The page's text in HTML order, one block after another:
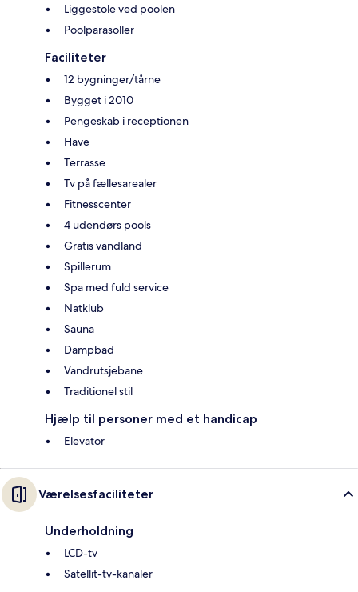
Liggestole ved poolen
Poolparasoller
Faciliteter
12 bygninger/tårne
Bygget i 2010
Pengeskab i receptionen
Have
Terrasse
Tv på fællesarealer
Fitnesscenter
4 udendørs pools
Gratis vandland
Spillerum
Spa med fuld service
Natklub
Sauna
Dampbad
Vandrutsjebane
Traditionel stil
Hjælp til personer med et handicap
Elevator
Værelsesfaciliteter
Underholdning
LCD-tv
Satellit-tv-kanaler